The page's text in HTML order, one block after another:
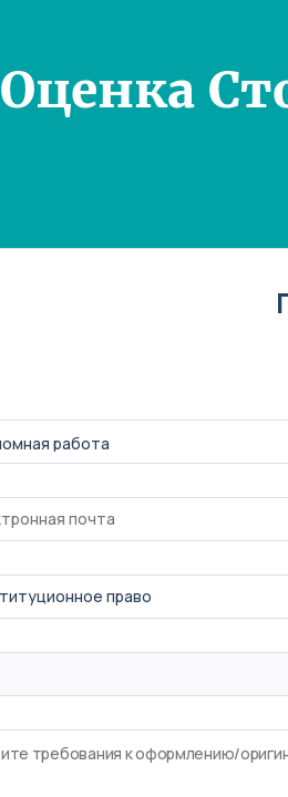
Оценка